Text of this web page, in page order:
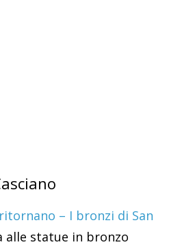
– I bronzi di San
alle statue in bronzo